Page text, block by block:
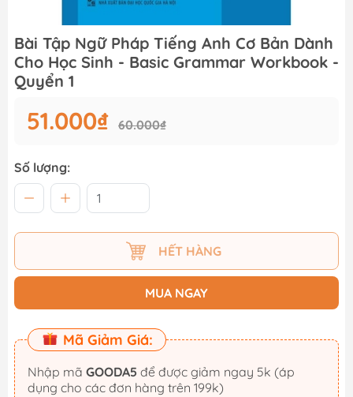
Bài Tập Ngữ Pháp Tiếng Anh Cơ Bản Dành
Cho Học Sinh - Basic Grammar Workbook -
Quyển 1
51.000₫ 60.000₫
Số lượng:
HẾT HÀNG
MUA NGAY
Mã Giảm Giá:
Nhập mã GOODA5
dụng cho các đơn hàng trên 199k)